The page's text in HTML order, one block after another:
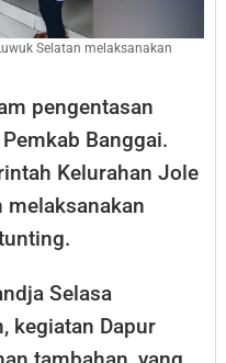
Selatan melaksanakan
pengentasan
Banggai.
Kelurahan Jole
melaksanakan
Selasa
kegiatan Dapur